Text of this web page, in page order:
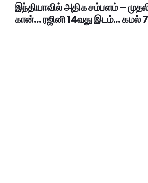
இந்தியாவில் அதிக சம்பளம் –
கான்… ரஜினி 14வது இடம்… கமல்